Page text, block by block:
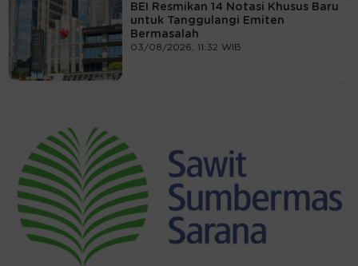
BEI Resmikan 14 Notasi Khusus Baru
untuk Tanggulangi Emiten
Bermasalah
03/08/2026, 11:32 WIB